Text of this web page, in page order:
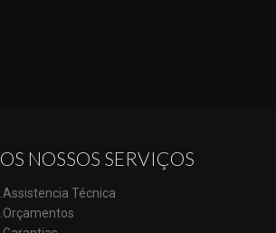
OS NOSSOS SERVIÇOS
.Assistencia Técnica
.Orçamentos